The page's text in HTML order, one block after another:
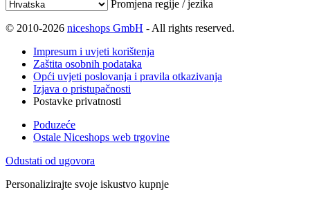
Promjena regije / jezika
© 2010-2026 niceshops GmbH - All rights reserved.
Impresum i uvjeti korištenja
Zaštita osobnih podataka
Opći uvjeti poslovanja i pravila otkazivanja
Izjava o pristupačnosti
Postavke privatnosti
Poduzeće
Ostale Niceshops web trgovine
Odustati od ugovora
Personalizirajte svoje iskustvo kupnje